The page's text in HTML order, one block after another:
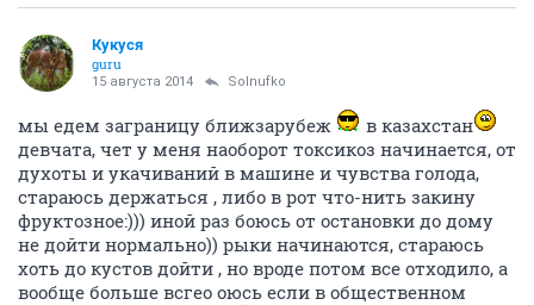
Кукуся
guru
15 августа 2014 Solnufko
мы едем заграницу ближзарубеж
в казахстан
девчата, чет у меня наоборот токсикоз начинается, от
духоты и укачиваний в машине и чувства голода,
стараюсь держаться , либо в рот что-нить закину
фруктозное:))) иной раз боюсь от остановки до дому
не дойти нормально)) рыки начинаются, стараюсь
хоть до кустов дойти , но вроде потом все отходило, а
вообще больше всгео оюсь если в общественном